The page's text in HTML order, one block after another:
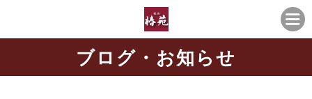
ブログ・お知らせ